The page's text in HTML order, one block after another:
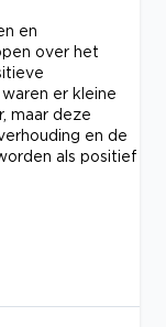
en
over het
er kleine
maar deze
en de
als positief